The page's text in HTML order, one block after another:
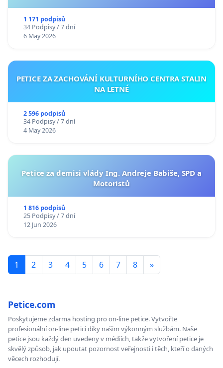
1 171 podpisů
34 Podpisy / 7 dní
6 May 2026
PETICE ZA ZACHOVÁNÍ KULTURNÍHO CENTRA STALIN
NA LETNÉ
2 596 podpisů
34 Podpisy / 7 dní
4 May 2026
Petice za demisi vlády Ing. Andreje Babiše, SPD a
Motoristů
1 816 podpisů
25 Podpisy / 7 dní
12 Jun 2026
1 2 3 4 5 6 7 8 »
Petice.com
Poskytujeme zdarma hosting pro on-line petice. Vytvořte
profesionální on-line petici díky našim výkonným službám. Naše
petice jsou každý den uvedeny v médiích, takže vytvoření petice je
skvělý způsob, jak upoutat pozornost veřejnosti i těch, kteří o daných
věcech rozhodují.